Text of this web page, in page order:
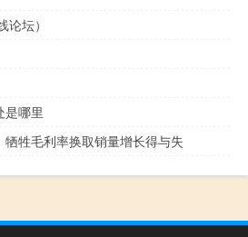
坛）
是哪里
牺牲毛利率换取销量增长得与失